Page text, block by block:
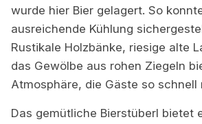
wurde hier Bier gelagert. So
ausreichende Kühlung
Rustikale Holzbänke, riesige alte
das Gewölbe aus rohen Ziegeln
Atmosphäre, die Gäste so schnell
Das gemütliche Bierstüberl bietet